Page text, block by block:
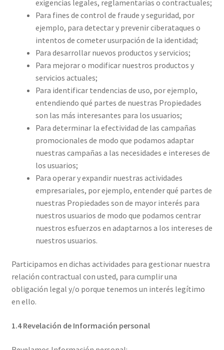
exigencias legales, reglamentarias o contractuales;
Para fines de control de fraude y seguridad, por
ejemplo, para detectar y prevenir ciberataques o
intentos de cometer usurpación de la identidad;
Para desarrollar nuevos productos y servicios;
Para mejorar o modificar nuestros productos y
servicios actuales;
Para identificar tendencias de uso, por ejemplo,
entendiendo qué partes de nuestras Propiedades
son las más interesantes para los usuarios;
Para determinar la efectividad de las campañas
promocionales de modo que podamos adaptar
nuestras campañas a las necesidades e intereses de
los usuarios;
Para operar y expandir nuestras actividades
empresariales, por ejemplo, entender qué partes de
nuestras Propiedades son de mayor interés para
nuestros usuarios de modo que podamos centrar
nuestros esfuerzos en adaptarnos a los intereses de
nuestros usuarios.
Participamos en dichas actividades para gestionar nuestra
relación contractual con usted, para cumplir una
obligación legal y/o porque tenemos un interés legítimo
en ello.
1.4 Revelación de Información personal